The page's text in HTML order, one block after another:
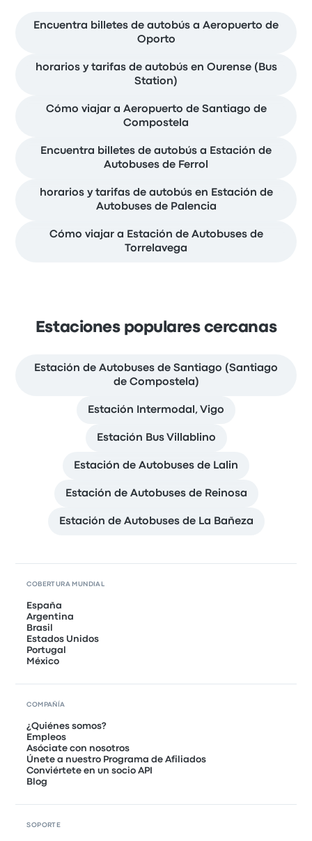
Encuentra billetes de autobús a Aeropuerto de
Oporto
horarios y tarifas de autobús en Ourense (Bus
Station)
Cómo viajar a Aeropuerto de Santiago de
Compostela
Encuentra billetes de autobús a Estación de
Autobuses de Ferrol
horarios y tarifas de autobús en Estación de
Autobuses de Palencia
Cómo viajar a Estación de Autobuses de
Torrelavega
Estaciones populares cercanas
Estación de Autobuses de Santiago (Santiago
de Compostela)
Estación Intermodal, Vigo
Estación Bus Villablino
Estación de Autobuses de Lalin
Estación de Autobuses de Reinosa
Estación de Autobuses de La Bañeza
COBERTURA MUNDIAL
España
Argentina
Brasil
Estados Unidos
Portugal
México
COMPAÑÍA
¿Quiénes somos?
Empleos
Asóciate con nosotros
Únete a nuestro Programa de Afiliados
Conviértete en un socio API
Blog
SOPORTE